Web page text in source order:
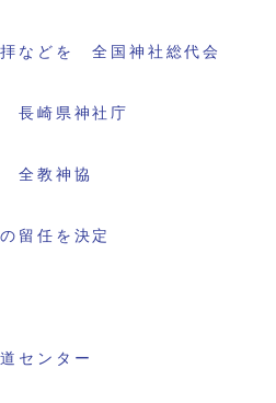
などを 全国神社総代会
長崎県神社庁
全教神協
留任を決定
センター